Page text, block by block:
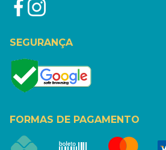
SEGURANÇA
FORMAS DE PAGAMENTO